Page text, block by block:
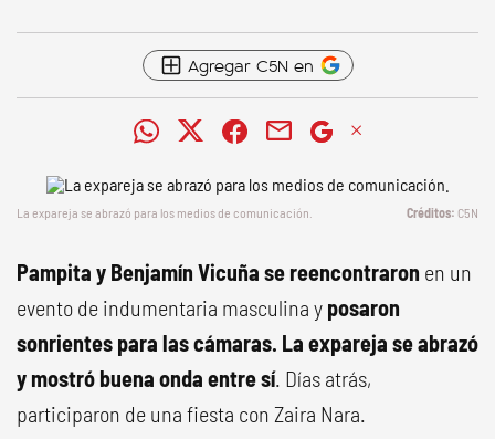
Agregar C5N en
La expareja se abrazó para los medios de comunicación. C5N
Pampita y Benjamín Vicuña se reencontraron en un
evento de indumentaria masculina y posaron
sonrientes para las cámaras. La expareja se abrazó
y mostró buena onda entre sí. Días atrás,
participaron de una fiesta con Zaira Nara.